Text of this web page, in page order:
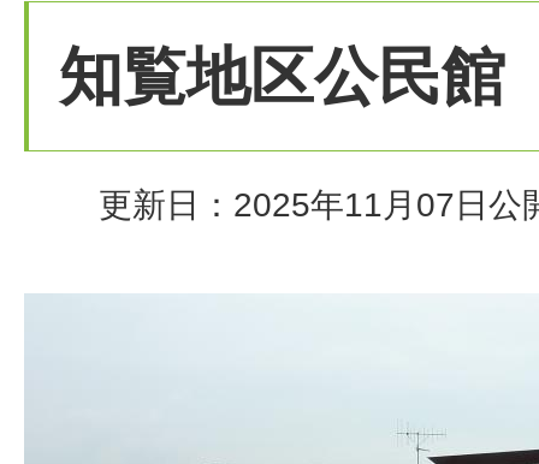
知覧地区公民館
更新日：2025年11月07日 公